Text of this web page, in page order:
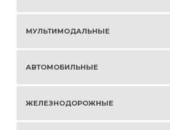
МУЛЬТИМОДАЛЬНЫЕ
АВТОМОБИЛЬНЫЕ
ЖЕЛЕЗНОДОРОЖНЫЕ